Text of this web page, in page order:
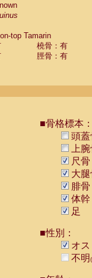
top Tamarin
橈骨：有
脛骨：有
■骨格標本：
頭蓋
上
尺骨
大腿
腓骨
体幹
足
■性別：
オス
不明